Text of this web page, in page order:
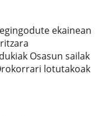
ekainean
Osasun sailak
lotutakoak